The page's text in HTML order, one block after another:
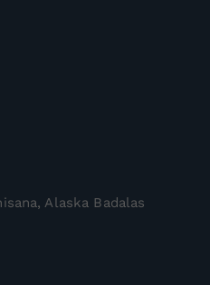
Alaska Badalas